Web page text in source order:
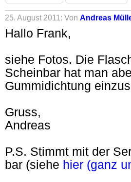
25. August 2011: Von Andreas
Hallo Frank,
siehe Fotos. Die
Scheinbar hat man
Gummidichtung
Gruss,
Andreas
P.S. Stimmt mit der
bar (siehe hier (ganz